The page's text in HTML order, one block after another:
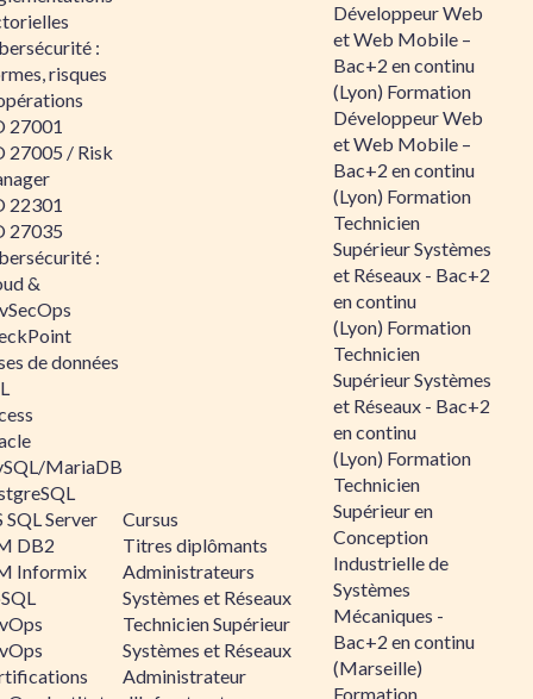
:
risques
27001
27005 / Risk
22301
27035
:
&
de données
MariaDB
SQL Server
DB2
Informix
Cursus
Titres diplômants
Administrateurs
Systèmes et Réseaux
Technicien Supérieur
Systèmes et Réseaux
Administrateur
Développeur Web
et Web Mobile –
Bac+2 en continu
(Lyon) Formation
Développeur Web
et Web Mobile –
Bac+2 en continu
(Lyon) Formation
Technicien
Supérieur Systèmes
et Réseaux - Bac+2
en continu
(Lyon) Formation
Technicien
Supérieur Systèmes
et Réseaux - Bac+2
en continu
(Lyon) Formation
Technicien
Supérieur en
Conception
Industrielle de
Systèmes
Mécaniques -
Bac+2 en continu
(Marseille)
Formation